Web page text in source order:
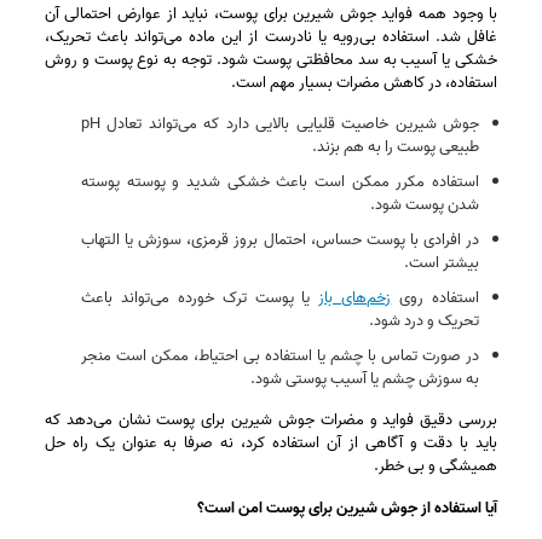
با وجود همه فواید جوش شیرین برای پوست، نباید از عوارض احتمالی آن
غافل شد. استفاده بی‌رویه یا نادرست از این ماده می‌تواند باعث تحریک،
خشکی یا آسیب به سد محافظتی پوست شود. توجه به نوع پوست و روش
استفاده، در کاهش مضرات بسیار مهم است.
جوش شیرین خاصیت قلیایی بالایی دارد که می‌تواند تعادل pH
طبیعی پوست را به‌ هم بزند.
استفاده مکرر ممکن است باعث خشکی شدید و پوسته‌ پوسته
شدن پوست شود.
در افرادی با پوست حساس، احتمال بروز قرمزی، سوزش یا التهاب
بیشتر است.
استفاده رویزخم‌های بازیا پوست ترک‌ خورده می‌تواند باعث
تحریک و درد شود.
در صورت تماس با چشم یا استفاده بی‌ احتیاط، ممکن است منجر
به سوزش چشم یا آسیب پوستی شود.
بررسی دقیق فواید و مضرات جوش شیرین برای پوست نشان می‌دهد که
باید با دقت و آگاهی از آن استفاده کرد، نه صرفا به عنوان یک راه‌ حل
همیشگی و بی‌ خطر.
آیا استفاده از جوش شیرین برای پوست امن است؟